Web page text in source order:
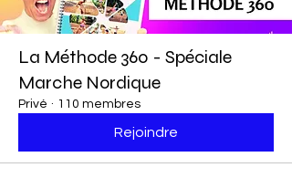
La Méthode 360 - Spéciale
Marche Nordique
Privé · 110 membres
Rejoindre